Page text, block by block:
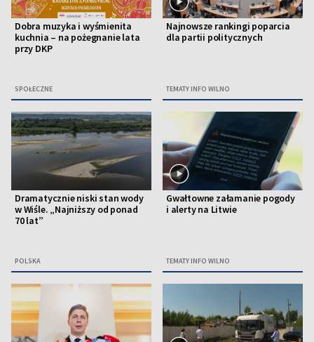
Dobra muzyka i wyśmienita
kuchnia – na pożegnanie lata
przy DKP
SPOŁECZNE
Najnowsze rankingi poparcia
dla partii politycznych
TEMATY INFO WILNO
Dramatycznie niski stan wody
w Wiśle. „Najniższy od ponad
70 lat”
POLSKA
Gwałtowne załamanie pogody
i alerty na Litwie
TEMATY INFO WILNO